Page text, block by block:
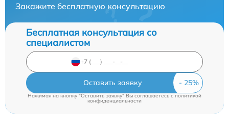
Закажите бесплатную консультацию
Бесплатная консультация со
специалистом
Оставить заявку
Нажимая на кнопку "Оставить заявку" Вы соглашаетесь cполитикой
конфиденциальности